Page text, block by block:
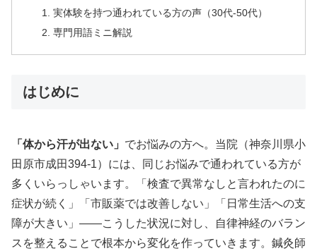
実体験を持つ通われている方の声（30代-50代）
専門用語ミニ解説
はじめに
「体から汗が出ない」 でお悩みの方へ。当院（神奈川県小
田原市成田394-1）には、同じお悩みで通われている方が
多くいらっしゃいます。「検査で異常なしと言われたのに
症状が続く」「市販薬では改善しない」「日常生活への支
障が大きい」——こうした状況に対し、自律神経のバラン
スを整えることで根本から変化を作っていきます。鍼灸師